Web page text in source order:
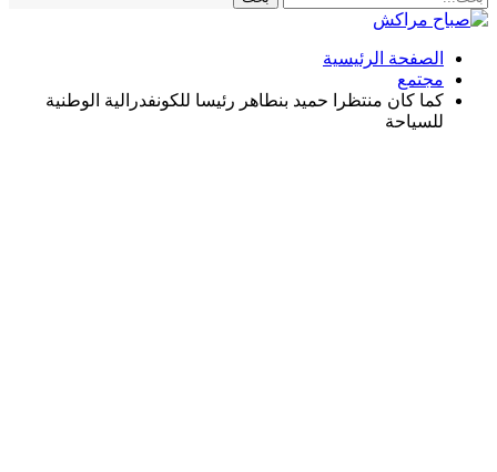
الصفحة الرئيسية
مجتمع
كما كان منتظرا حميد بنطاهر رئيسا للكونفدرالية الوطنية
للسياحة